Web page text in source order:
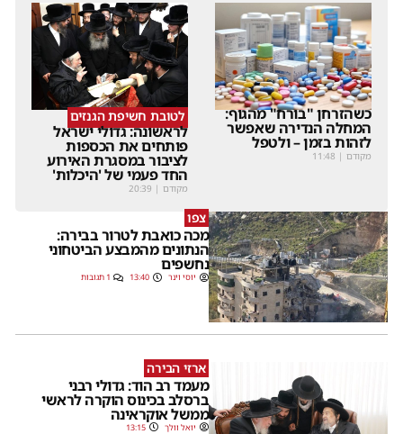
כשהזרחן "בורח" מהגוף:
המחלה הנדירה שאפשר
לזהות בזמן – ולטפל
מקודם |
11:48
לטובת חשיפת הגנזים
לראשונה: גדולי ישראל
פותחים את הכספות
לציבור במסגרת האירוע
החד פעמי של 'היכלות'
מקודם |
20:39
צפו
מכה כואבת לטרור בבירה:
הנתונים מהמבצע הביטחוני
נחשפים
יוסי וינר 13:40 1 תגובות
ארזי הבירה
מעמד רב הוד: גדולי רבני
ברסלב בכינוס הוקרה לראשי
ממשל אוקראינה
יואל וולך 13:15